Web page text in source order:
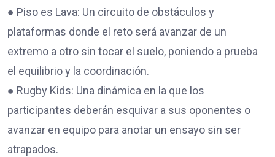
● Piso es Lava: Un circuito de obstáculos y
plataformas donde el reto será avanzar de un
extremo a otro sin tocar el suelo, poniendo a prueba
el equilibrio y la coordinación.
● Rugby Kids: Una dinámica en la que los
participantes deberán esquivar a sus oponentes o
avanzar en equipo para anotar un ensayo sin ser
atrapados.